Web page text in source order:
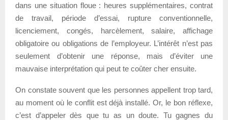
dans une situation floue : heures supplémentaires, contrat
de travail, période d’essai, rupture conventionnelle,
licenciement, congés, harcèlement, salaire, affichage
obligatoire ou obligations de l’employeur. L’intérêt n’est pas
seulement d’obtenir une réponse, mais d’éviter une
mauvaise interprétation qui peut te coûter cher ensuite.
On constate souvent que les personnes appellent trop tard,
au moment où le conflit est déjà installé. Or, le bon réflexe,
c’est d’appeler dès que tu as un doute. Tu gagnes du